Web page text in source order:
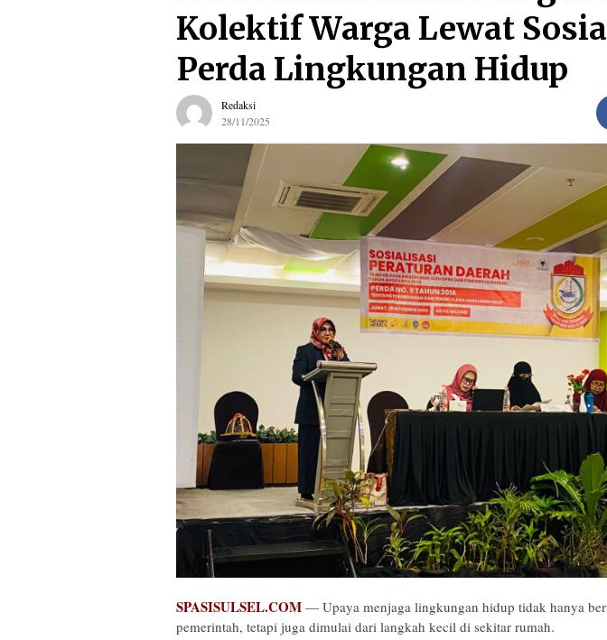
Kolektif Warga Lewat
Perda Lingkungan Hidup
Redaksi
28/11/2025
SPASISULSEL.COM — Upaya menjaga lingkungan hidup tidak hanya
pemerintah, tetapi juga dimulai dari langkah kecil di sekitar rumah.